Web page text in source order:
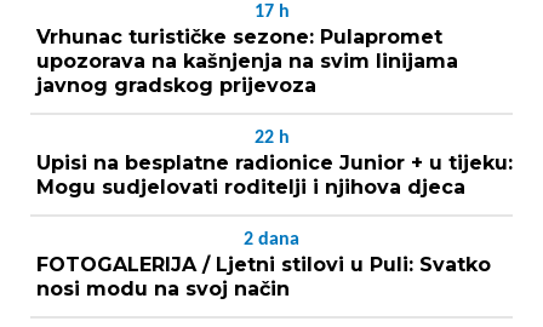
17 h
Vrhunac turističke sezone: Pulapromet
upozorava na kašnjenja na svim linijama
javnog gradskog prijevoza
22 h
Upisi na besplatne radionice Junior + u tijeku:
Mogu sudjelovati roditelji i njihova djeca
2 dana
FOTOGALERIJA / Ljetni stilovi u Puli: Svatko
nosi modu na svoj način